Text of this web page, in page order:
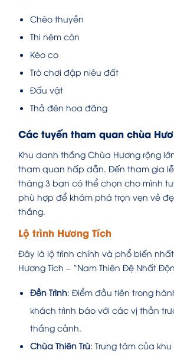
Chèo thuyền
Thi ném còn
Kéo co
Trò chơi đập niêu đất
Đấu vật
Thả đèn hoa đăng
Các tuyến tham quan chùa
Khu danh thắng Chùa Hương rộng
tham quan hấp dẫn. Đến tham gia
tháng 3 bạn có thể chọn cho mình
phù hợp để khám phá trọn vẹn vẻ
thắng.
Lộ trình Hương Tích
Đây là lộ trình chính và phổ biến
Hương Tích – “Nam Thiên Đệ Nhất
Đền Trình: Điểm đầu tiên trong
khách trình báo với các vị thần
thắng cảnh.
Chùa Thiên Trù: Trung tâm của